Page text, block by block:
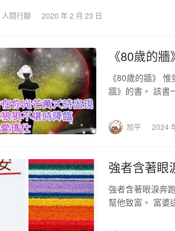
人間行腳 2020 年 2 月 23 日
《80歲的牆
《80歲的牆》
牆》的書。 該書
旭平 2024
強者含著眼
強者含著眼淚奔
幫他致富。 富婆